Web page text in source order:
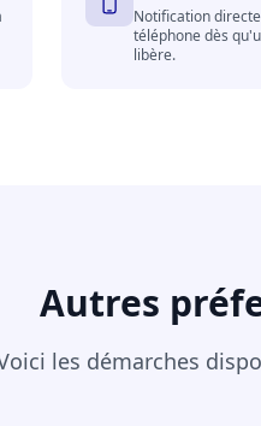
Notification
téléphone dès
libère.
Autres
les démarches